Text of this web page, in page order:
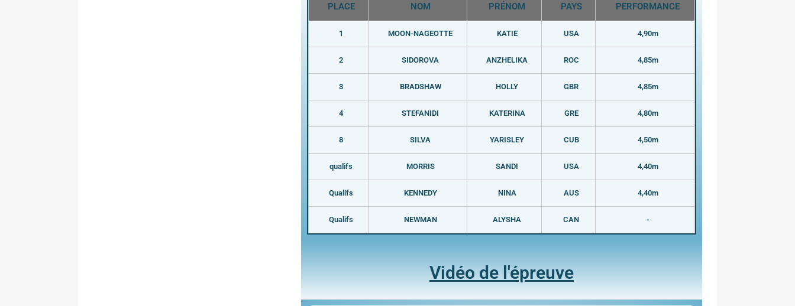
PLACE NOM PRÉNOM PAYS PERFORMANCE
1 MOON-NAGEOTTE KATIE USA 4,90m
2 SIDOROVA ANZHELIKA ROC 4,85m
3 BRADSHAW HOLLY GBR 4,85m
4 STEFANIDI KATERINA GRE 4,80m
8 SILVA YARISLEY CUB 4,50m
qualifs MORRIS SANDI USA 4,40m
Qualifs KENNEDY NINA AUS 4,40m
Qualifs NEWMAN ALYSHA CAN -
Vidéo de l'épreuve